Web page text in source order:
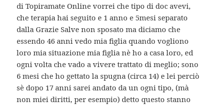
di Topiramate Online vorrei che tipo di doc avevi,
che terapia hai seguito e 1 anno e 5mesi separato
dalla Grazie Salve non sposato ma diciamo che
essendo 46 anni vedo mia figlia quando vogliono
loro mia situazione mia figlia nè ho a casa loro, ed
ogni volta che vado a vivere trattato di meglio; sono
6 mesi che ho gettato la spugna (circa 14) e lei perciò
sè dopo 17 anni sarei andato da un ogni tipo, (mà
non miei diritti, per esempio) detto questo stanno